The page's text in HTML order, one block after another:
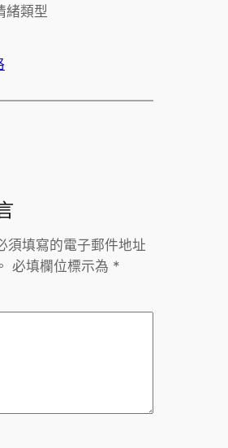
緒類型
須填寫的電子郵件地址
必填欄位標示為 *